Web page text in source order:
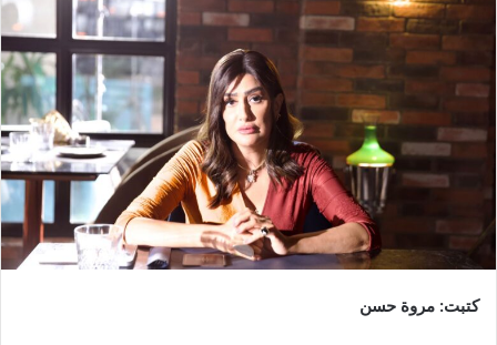
كتبت: مروة حسن